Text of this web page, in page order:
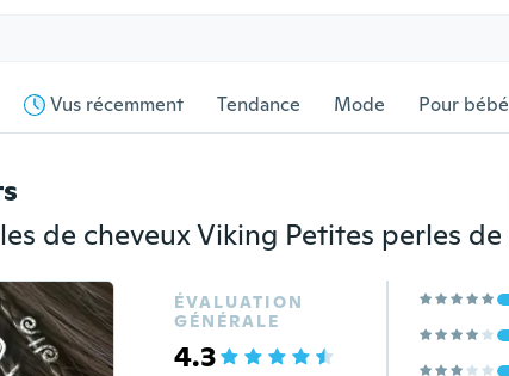
Vus récemment Tendance Mode Pour bébé
ÉVALUATION
GÉNÉRALE
4.3